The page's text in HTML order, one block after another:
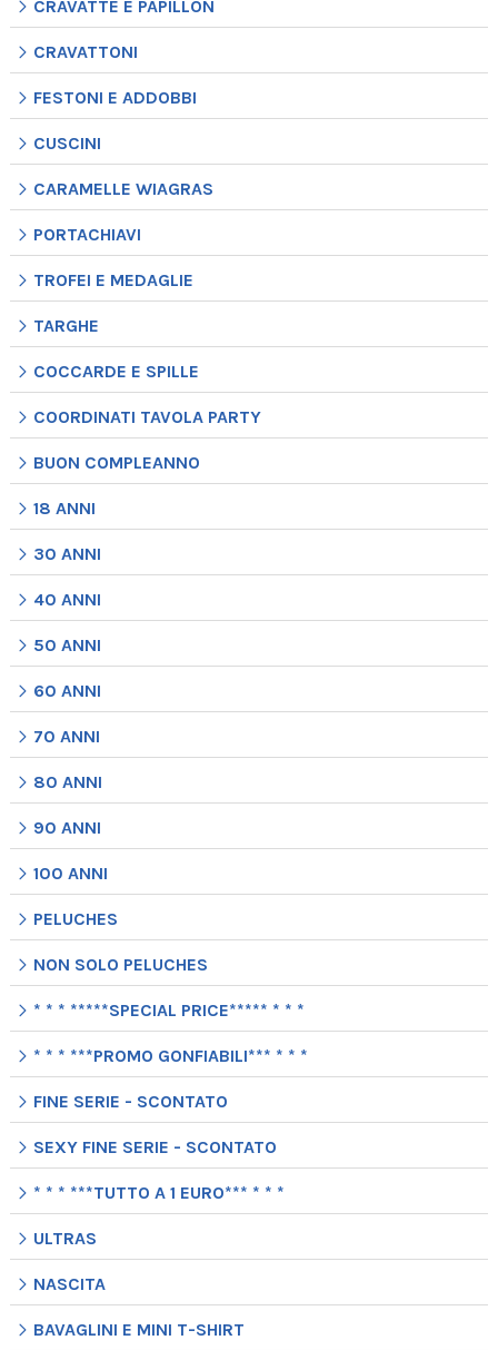
CRAVATTE E PAPILLON
CRAVATTONI
FESTONI E ADDOBBI
CUSCINI
CARAMELLE WIAGRAS
PORTACHIAVI
TROFEI E MEDAGLIE
TARGHE
COCCARDE E SPILLE
COORDINATI TAVOLA PARTY
BUON COMPLEANNO
18 ANNI
30 ANNI
40 ANNI
50 ANNI
60 ANNI
70 ANNI
80 ANNI
90 ANNI
100 ANNI
PELUCHES
NON SOLO PELUCHES
* * * *****SPECIAL PRICE***** * * *
* * * ***PROMO GONFIABILI*** * * *
FINE SERIE - SCONTATO
SEXY FINE SERIE - SCONTATO
* * * ***TUTTO A 1 EURO*** * * *
ULTRAS
NASCITA
BAVAGLINI E MINI T-SHIRT